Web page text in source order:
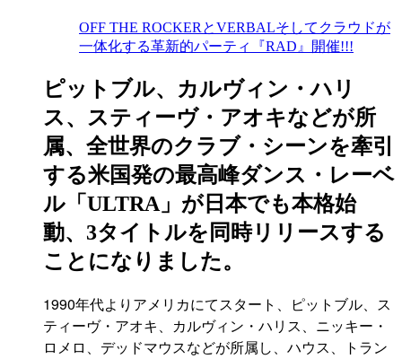
OFF THE ROCKERとVERBALそしてクラウドが
一体化する革新的パーティ『RAD』開催!!!
ピットブル、カルヴィン・ハリ
ス、スティーヴ・アオキなどが所
属、全世界のクラブ・シーンを牽引
する米国発の最高峰ダンス・レーベ
ル「ULTRA」が日本でも本格始
動、3タイトルを同時リリースする
ことになりました。
1990年代よりアメリカにてスタート、ピットブル、ス
ティーヴ・アオキ、カルヴィン・ハリス、ニッキー・
ロメロ、デッドマウスなどが所属し、ハウス、トラン